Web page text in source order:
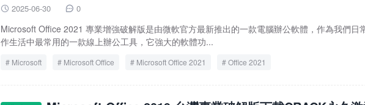
 2025-06-30  0
Microsoft Office 2021 專業增強破解版是由微軟官方最新推出的一款電腦辦公軟體，作為我們日
作生活中最常用的一款線上辦公工具，它強大的軟體功...
Microsoft Microsoft Office Microsoft Office 2021 Office 2021